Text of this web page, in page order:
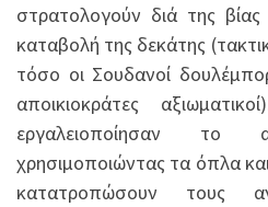
στρατολογούν διά της
καταβολή της δεκάτης
τόσο οι Σουδανοί
αποικιοκράτες
εργαλειοποίησαν το
χρησιμοποιώντας τα όπλα
κατατροπώσουν τους